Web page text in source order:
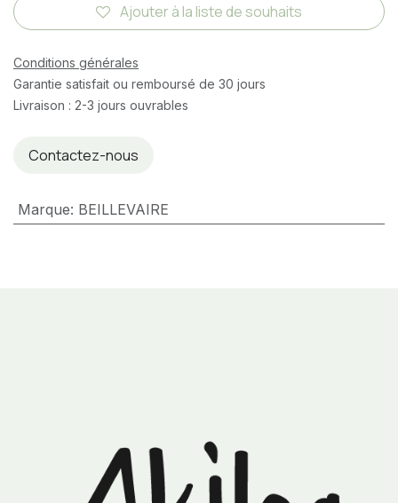
Ajouter à la liste de souhaits
Conditions générales
Garantie satisfait ou remboursé de 30 jours
Livraison : 2-3 jours ouvrables
Contactez-nous
Marque: BEILLEVAIRE